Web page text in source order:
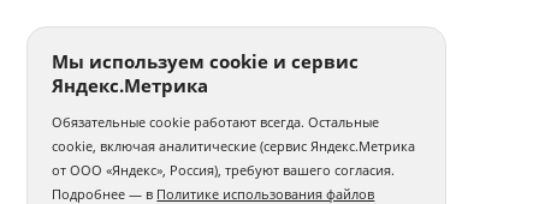
Мы используем cookie и сервис
Яндекс.Метрика
Обязательные cookie работают всегда. Остальные
cookie, включая аналитические (сервис Яндекс.Метрика
от ООО «Яндекс», Россия), требуют вашего согласия.
Подробнее — в Политике использования файлов